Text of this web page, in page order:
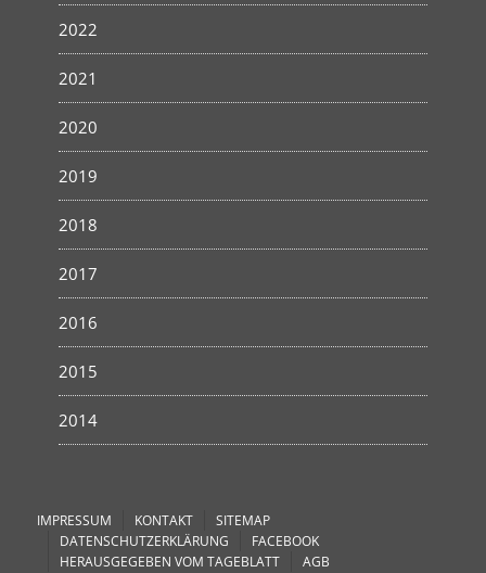
2022
2021
2020
2019
2018
2017
2016
2015
2014
IMPRESSUM KONTAKT
SITEMAP
DATENSCHUTZERKLÄRUNG
FACEBOOK
HERAUSGEGEBEN VOM TAGEBLATT
AGB